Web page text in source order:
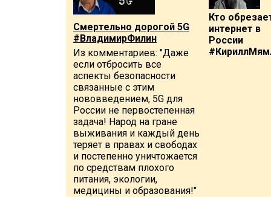
Смертельно дорогой 5G
#ВладимирФилин
Из комментариев: "Даже
если отбросить все
аспекты безопасности
связанные с этим
нововведением, 5G для
России не первостепенная
задача! Народ на гране
выживания и каждый день
теряет в правах и свободах
и постепенно уничтожается
по средствам плохого
питания, экологии,
медицины и образования!"
Кто
интернет в
России